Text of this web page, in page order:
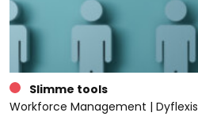
Slimme tools
Workforce Management | Dyflexis